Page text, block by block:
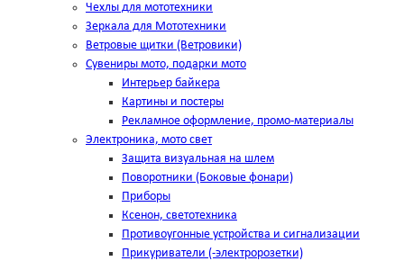
Чехлы для мототехники
Зеркала для Мототехники
Ветровые щитки (Ветровики)
Сувениры мото, подарки мото
Интерьер байкера
Картины и постеры
Рекламное оформление, промо-материалы
Электроника, мото свет
Защита визуальная на шлем
Поворотники (Боковые фонари)
Приборы
Ксенон, светотехника
Противоугонные устройства и сигнализации
Прикуриватели (-электророзетки)